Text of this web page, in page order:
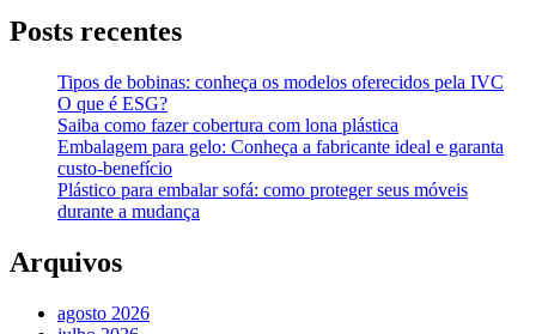
Posts recentes
Tipos de bobinas: conheça os modelos oferecidos pela IVC
O que é ESG?
Saiba como fazer cobertura com lona plástica
Embalagem para gelo: Conheça a fabricante ideal e garanta
custo-benefício
Plástico para embalar sofá: como proteger seus móveis
durante a mudança
Arquivos
agosto 2026